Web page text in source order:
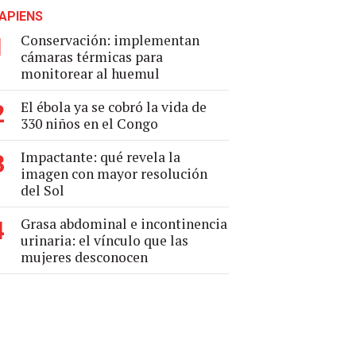
Conservación: implementan
cámaras térmicas para
monitorear al huemul
El ébola ya se cobró la vida de
330 niños en el Congo
Impactante: qué revela la
imagen con mayor resolución
del Sol
Grasa abdominal e incontinencia
urinaria: el vínculo que las
mujeres desconocen